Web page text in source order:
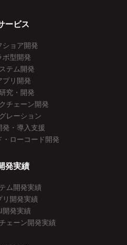
ービス
ショア開発
ボ型開発
テム開発
プリ開発
究・開発
チェーン開発
レーション
発・導入支援
・ローコード開発
発実績
ム開発実績
リ開発実績
開発実績
ェーン開発実績